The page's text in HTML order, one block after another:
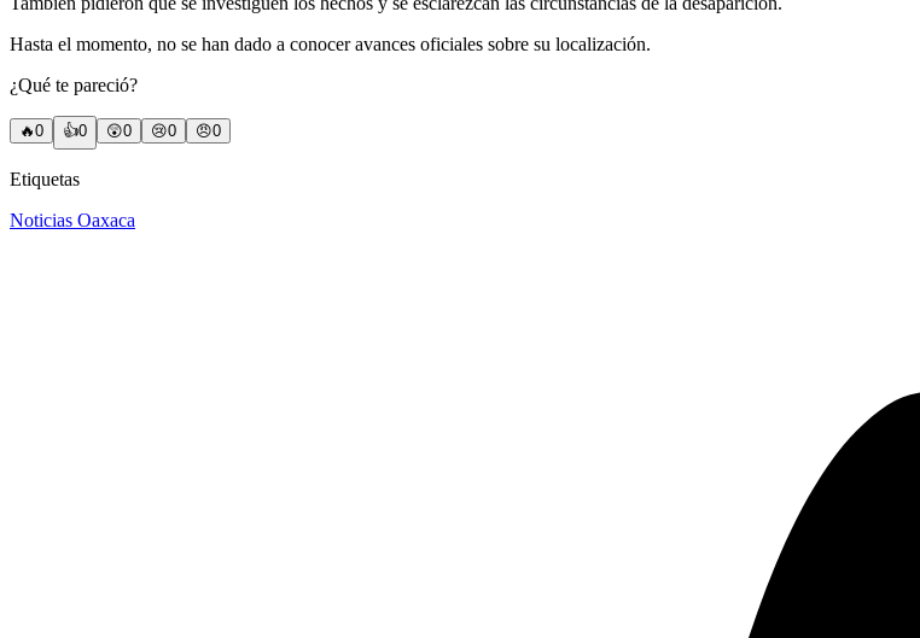
Hasta el momento, no se han dado a conocer avances oficiales sobre su localización.
¿Qué te pareció?
🔥0 👍0 😲0 😢0 😠0
Etiquetas
Noticias Oaxaca